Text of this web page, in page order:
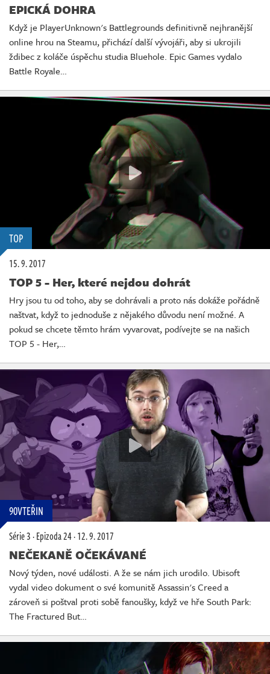
Živě
EPICKÁ DOHRA
Když je PlayerUnknown's Battlegrounds definitivně nejhranější
online hrou na Steamu, přichází další vývojáři, aby si ukrojili
ždibec z koláče úspěchu studia Bluehole. Epic Games vydalo
Battle Royale…
TOP
15. 9. 2017
TOP 5 - Her, které nejdou dohrát
Hry jsou tu od toho, aby se dohrávali a proto nás dokáže pořádně
naštvat, když to jednoduše z nějakého důvodu není možné. A
pokud se chcete těmto hrám vyvarovat, podívejte se na našich
TOP 5 - Her,…
90VTEŘIN
Série 3·Epizoda 24·12. 9. 2017
NEČEKANĚ OČEKÁVANÉ
Nový týden, nové události. A že se nám jich urodilo. Ubisoft
vydal video dokument o své komunitě Assassin's Creed a
zároveň si poštval proti sobě fanoušky, když ve hře South Park:
The Fractured But…